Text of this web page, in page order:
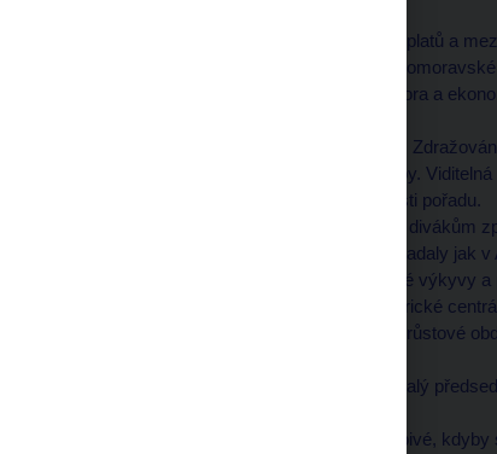
Hladový trh práce. Růst platů a
diskuse: předseda
národní banky Marek Mora a
Nedosažitelné hypotéky.
zvyšovala úrokové sazby.
Také o tom ve druhé části pořadu.
Ještě jednou vám všem divákům
Americké akciové trhy padaly jak
loňského roku. A výrazné výkyvy
bývalého předsedy americké
stanici CNN varoval, že růstové
Alan GREENSPAN, bývalý
Bylo by to velmi překvapivé,